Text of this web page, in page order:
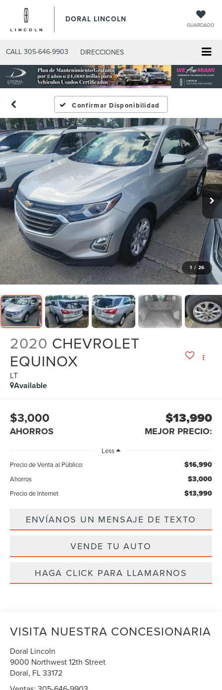
DORAL LINCOLN
GUARDADO
CALL 305-646-9903 DIRECCIONES
Confirmar Disponibilidad
1 / 26
2020 CHEVROLET
EQUINOX
LT
Available
$3,000
AHORROS
$13,990
MEJOR PRECIO:
Less
Precio de Venta al Público:
$16,990
Ahorros $3,000
Precio de Internet $13,990
ENVÍANOS UN MENSAJE DE TEXTO
VENDE TU AUTO
HAGA CLICK PARA LLAMARNOS
VISITA NUESTRA CONCESIONARIA
Doral Lincoln
9000 Northwest 12th Street
Doral, FL33172